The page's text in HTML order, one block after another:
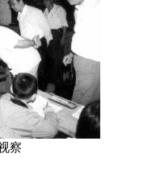
察